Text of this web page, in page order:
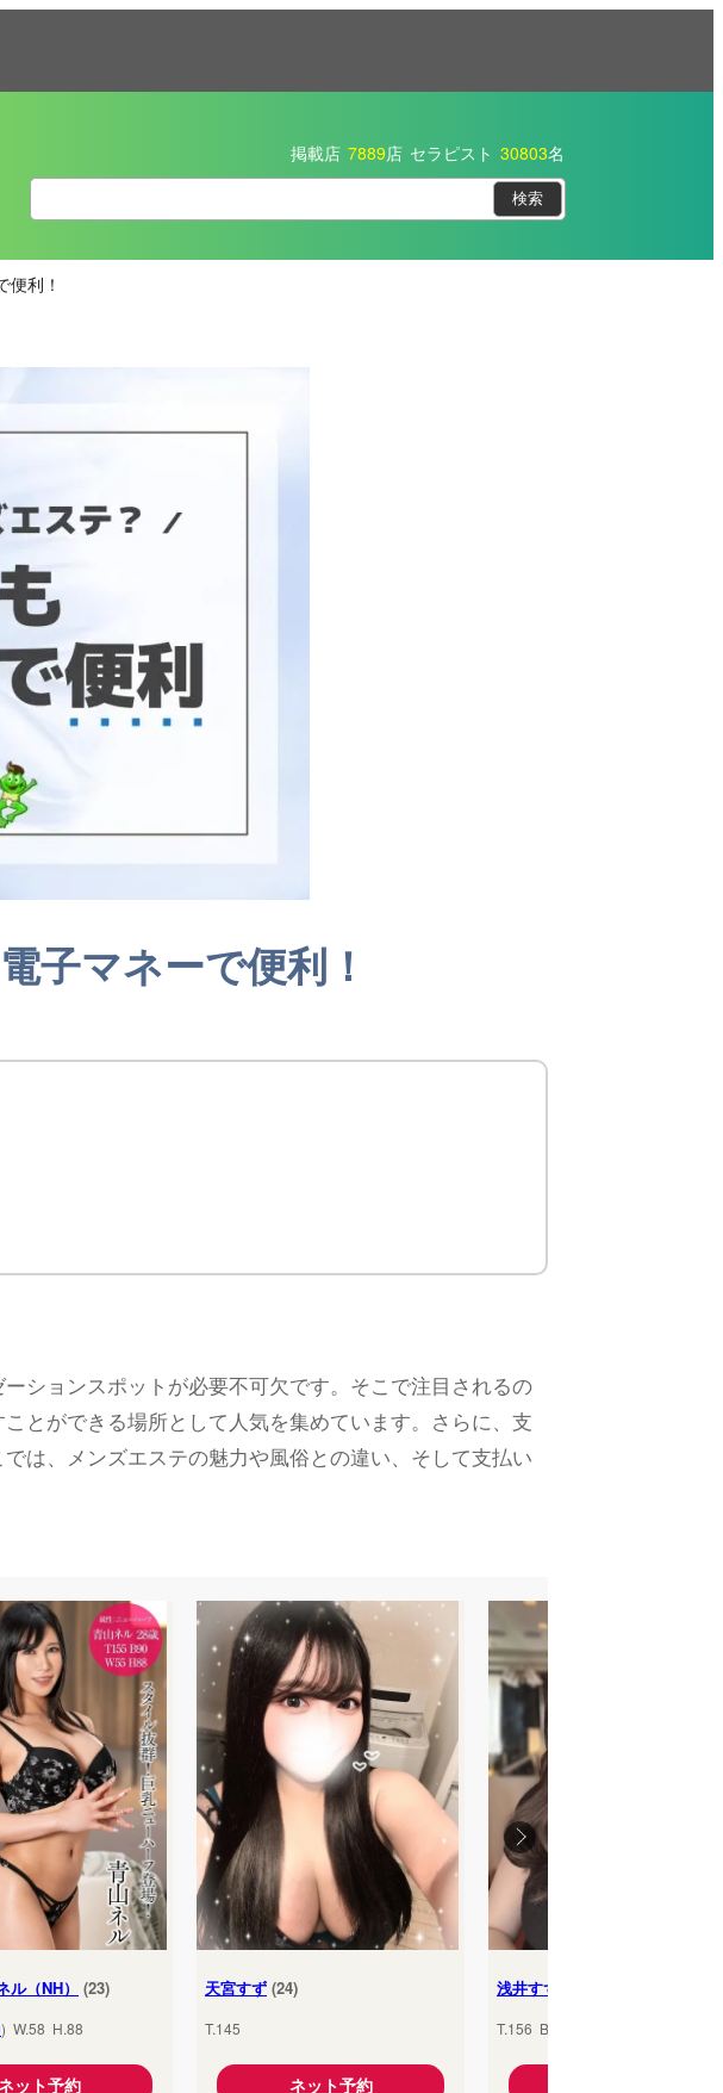
掲載店 7889店 セラピスト 30803名
利！
子マネーで便利！
ションスポットが必要不可欠です。そこで注目されるの
とができる場所として人気を集めています。さらに、支
は、メンズエステの魅力や風俗との違い、そして支払い
（NH） (23)
) W.58 H.88
ット予約
天宮すず (24)
T.145
ネット予約
浅井すず
T.156 B.85(